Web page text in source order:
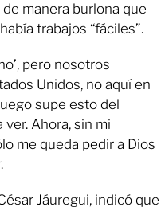
manera burlona que
trabajos “fáciles”.
pero nosotros
Unidos, no aquí en
supe esto del
Ahora, sin mi
me queda pedir a Dios
Jáuregui, indicó que